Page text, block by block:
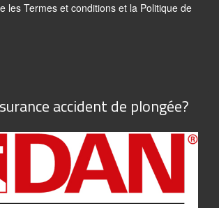
les Termes et conditions et la Politique de
accident de plongée?